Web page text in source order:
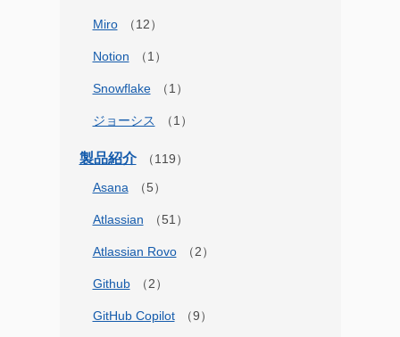
Miro
Notion
Snowflake
ジョーシス
製品紹介
Asana
Atlassian
Atlassian Rovo
Github
GitHub Copilot